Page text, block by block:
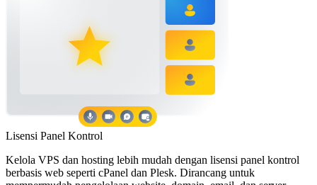
Lisensi Panel Kontrol
Kelola VPS dan hosting lebih mudah dengan lisensi panel kontrol
berbasis web seperti cPanel dan Plesk. Dirancang untuk